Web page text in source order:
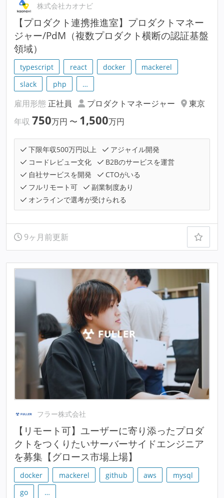
株式会社カオナビ
【プロダクト連携推進室】プロダクトマネー
ジャー/PdM（複数プロダクト横断の認証基盤
領域）
typescript react docker
mackerel
slack
php …
雇用形態 正社員 プロダクトマネージャー
東京
年収 750万円 〜 1,500万円
下限年収500万円以上
アジャイル開発
コードレビュー文化
B2Bのサービスを運営
自社サービスを開発
CTOがいる
フルリモート可
副業制度あり
オンラインで選考が受けられる
9ヶ月前更新
フラー株式会社
【リモート可】ユーザーに寄り添ったプロダ
クトをつくりたいサーバーサイドエンジニア
を募集【グロース市場上場】
docker mackerel github aws
mysql
go
…